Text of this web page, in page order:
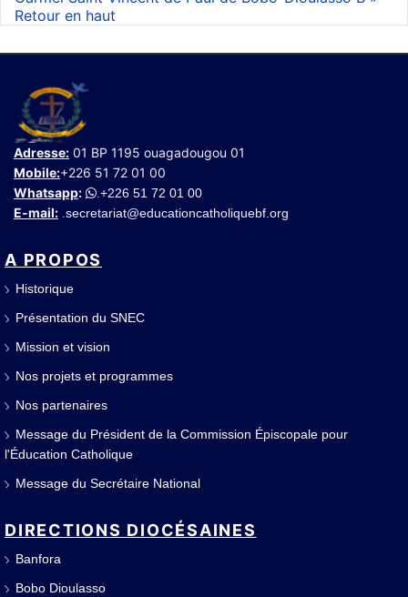
Retour en haut
Adresse: 01 BP 1195 ouagadougou 01
Mobile:+226 51 72 01 00
Whatsapp: +226 51 72 01 00
E-mail: secretariat@educationcatholiquebf.org
A PROPOS
Historique
Présentation du SNEC
Mission et vision
Nos projets et programmes
Nos partenaires
Message du Président de la Commission Épiscopale pour
l'Éducation Catholique
Message du Secrétaire National
DIRECTIONS DIOCÉSAINES
Banfora
Bobo Dioulasso